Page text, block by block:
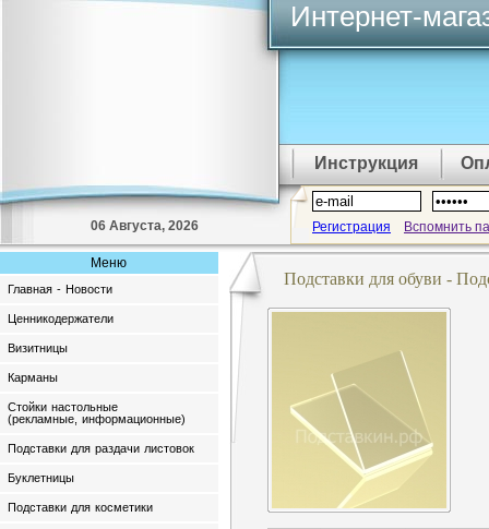
06 Августа, 2026
Интернет-
Инструкция
Регистрация Вспомнить
Меню
Главная - Новости
Ценникодержатели
Визитницы
Карманы
Стойки настольные
(рекламные, информационные)
Подставки для раздачи листовок
Буклетницы
Подставки для косметики
Подставки для обуви -